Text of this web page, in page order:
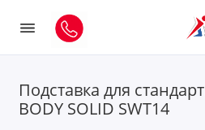
Подставка для
BODY SOLID SWT14